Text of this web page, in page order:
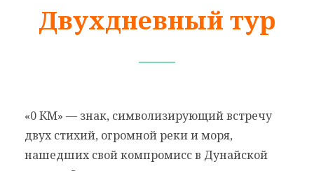
Двухдневный тур
«0 КМ» — знак, символизирующий встречу
двух стихий, огромной реки и моря,
нашедших свой компромисс в Дунайской